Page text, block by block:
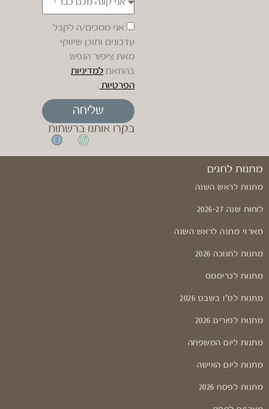
אני מסכים/ה לקבל
עדכונים ותוכן שיווקי
מאת ציפור הנפש
בהתאם למדיניות
הפרטיות .
שליחה
בקרו אותנו ברשתות
מתנות לחגים
מתנות לראש השנה
לוחות שנה 2026-27
מארזי מתנה לראש השנה
מתנות לחנוכה 2026
מתנות לכריסמס
מתנות לט"ו בשבט 2026
מתנות לפורים 2026
מתנות ליום המשפחה
מתנות ליום האישה
מתנות לפסח 2026